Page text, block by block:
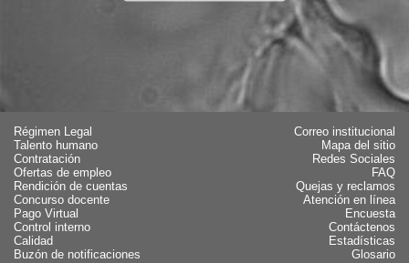
Régimen Legal
Talento humano
Contratación
Ofertas de empleo
Rendición de cuentas
Concurso docente
Pago Virtual
Control interno
Calidad
Buzón de notificaciones
Correo institucional
Mapa del sitio
Redes Sociales
FAQ
Quejas y reclamos
Atención en línea
Encuesta
Contáctenos
Estadísticas
Glosario